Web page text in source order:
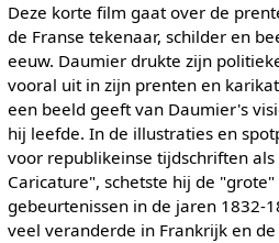
Deze korte film gaat over de
de Franse tekenaar, schilder en
eeuw. Daumier drukte zijn
vooral uit in zijn prenten en
een beeld geeft van Daumier's
hij leefde. In de illustraties en
voor republikeinse tijdschriften
Caricature", schetste hij de
gebeurtenissen in de jaren 1832-
veel veranderde in Frankrijk en de